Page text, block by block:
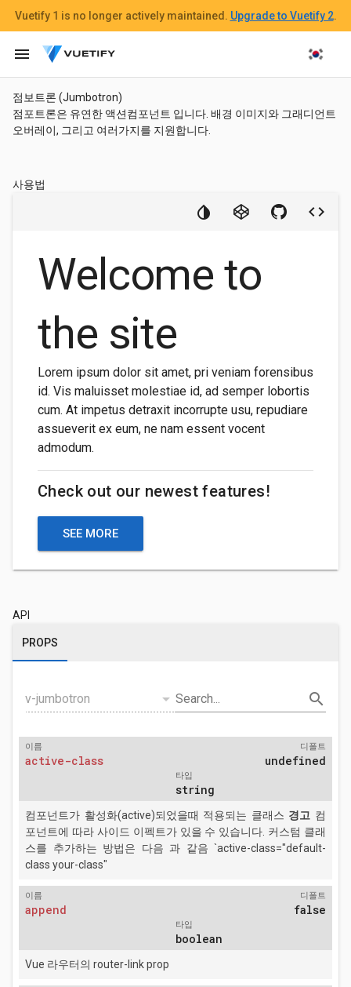
점보트론 (Jumbotron)
점포트론은 유연한 액션컴포넌트 입니다. 배경 이미지와 그래디언트
오버레이, 그리고 여러가지를 지원합니다.
사용법
Welcome to
the site
Lorem ipsum dolor sit amet, pri veniam forensibus
id. Vis maluisset molestiae id, ad semper lobortis
cum. At impetus detraxit incorrupte usu, repudiare
assueverit ex eum, ne nam essent vocent
admodum.
Check out our newest features!
SEE MORE
API
PROPS
v-jumbotron arrow_drop_down Search... search
이름
active-class
디폴트
undefined
타입
string
컴포넌트가 활성화(active)되었을때 적용되는 클래스 경고 컴
포넌트에 따라 사이드 이펙트가 있을 수 있습니다. 커스텀 클래
스를 추가하는 방법은 다음 과 같음 `active-class="default-
class your-class"
이름
append
디폴트
false
타입
boolean
Vue 라우터의 router-link prop
Vuetify 1 is no longer actively maintained. Upgrade to Vuetify 2.
menu